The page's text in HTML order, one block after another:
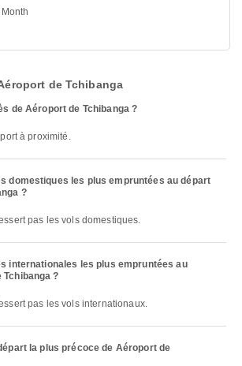
de Tchibanga
de Aéroport de Tchibanga ?
à proximité.
domestiques les plus empruntées au départ
?
pas les vols domestiques.
internationales les plus empruntées au
?
pas les vols internationaux.
la plus précoce de Aéroport de